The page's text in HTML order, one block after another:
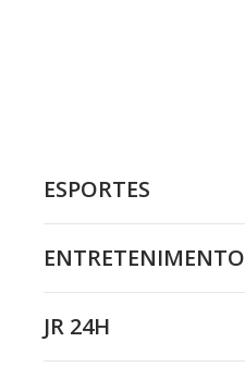
ESPORTES
ENTRETENIMENTO
JR 24H